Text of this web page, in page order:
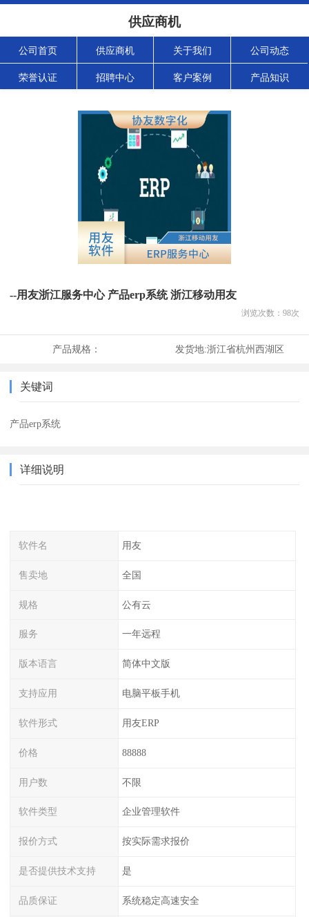
供应商机
公司首页 供应商机 关于我们 公司动态
荣誉认证 招聘中心 客户案例 产品知识
--用友浙江服务中心 产品erp系统 浙江移动用友
浏览次数： 98次
产品规格： 发货地:浙江省杭州西湖区
关键词
产品erp系统
详细说明
软件名 用友
售卖地 全国
规格 公有云
服务 一年远程
版本语言 简体中文版
支持应用 电脑平板手机
软件形式 用友ERP
价格 88888
用户数 不限
软件类型 企业管理软件
报价方式 按实际需求报价
是否提供技术支持 是
品质保证 系统稳定高速安全